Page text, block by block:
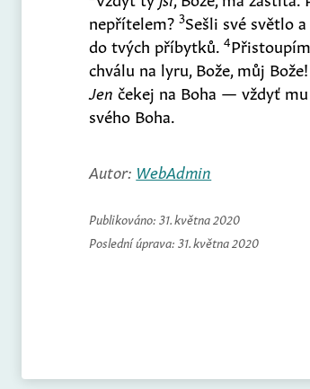
nepřítelem?3Sešli své světlo
do tvých příbytků.4
chválu na lyru, Bože, můj
Jen čekej na Boha — vždyť
svého Boha.
Autor: WebAdmin
Publikováno: 31. května 2020
Poslední úprava: 31. května 2020